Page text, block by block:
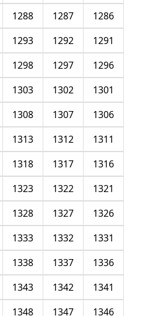
1286
1287
1288
1291
1292
1293
1296
1297
1298
1301
1302
1303
1306
1307
1308
1311
1312
1313
1316
1317
1318
1321
1322
1323
1326
1327
1328
1331
1332
1333
1336
1337
1338
1341
1342
1343
1346
1347
1348